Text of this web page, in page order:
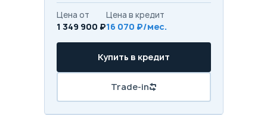
Цена от
1 349 900 ₽
Цена в кредит
16 070 ₽/мес.
Купить в кредит
Trade-in